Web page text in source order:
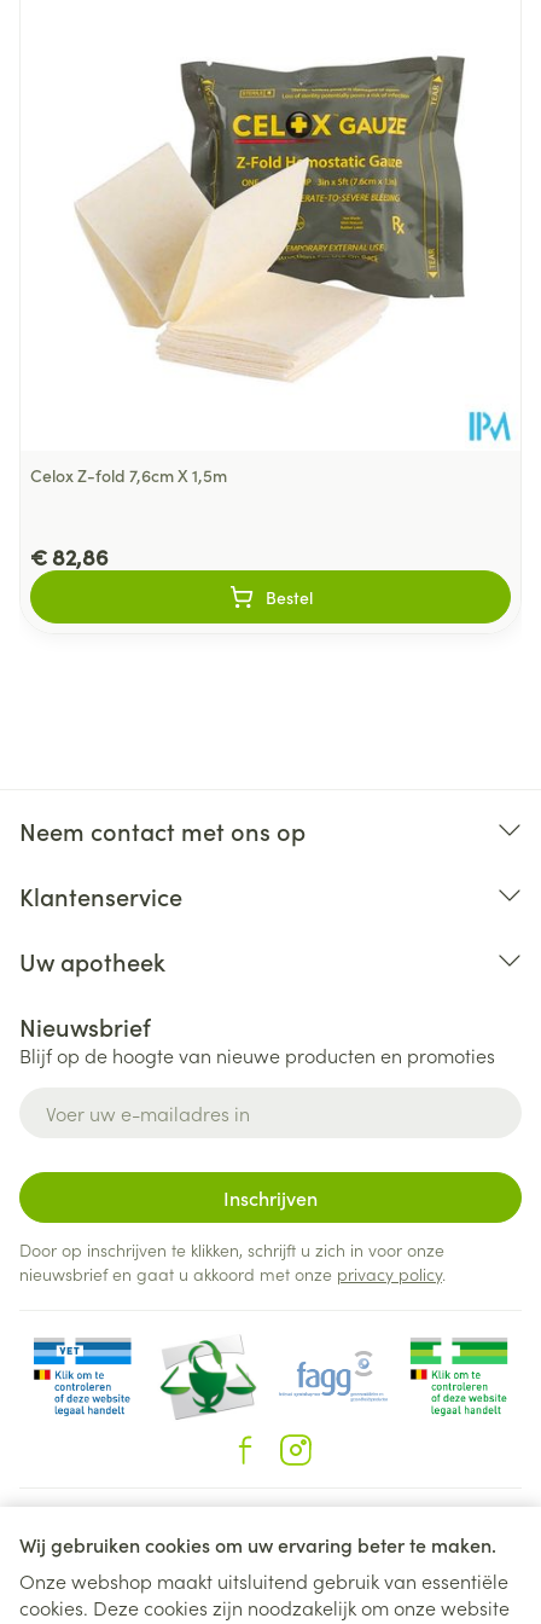
Wij gebruiken cookies om uw ervaring beter te maken.
Onze webshop maakt uitsluitend gebruik van essentiële
cookies. Deze cookies zijn noodzakelijk om onze website
27 mm
Verpakking
Bloedstop--Verpakking met 14
stuks 22,5 mm
Behoud Kamertemperatuur (15°C - 25°C)
Celox Z-fold 7,6cm X 1,5m
€ 82,86
Bestel
Neem contact met ons op
Klantenservice
Uw apotheek
Nieuwsbrief
Blijf op de hoogte van nieuwe producten en promoties
Inschrijven
Door op inschrijven te klikken, schrijft u zich in voor onze
nieuwsbrief en gaat u akkoord met onze privacy policy.
Juridische links